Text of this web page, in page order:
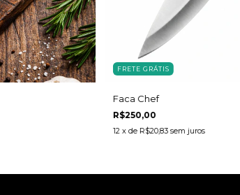
FRETE GRÁTIS
Faca Chef
R$250,00
12 x de R$20,83 sem juros